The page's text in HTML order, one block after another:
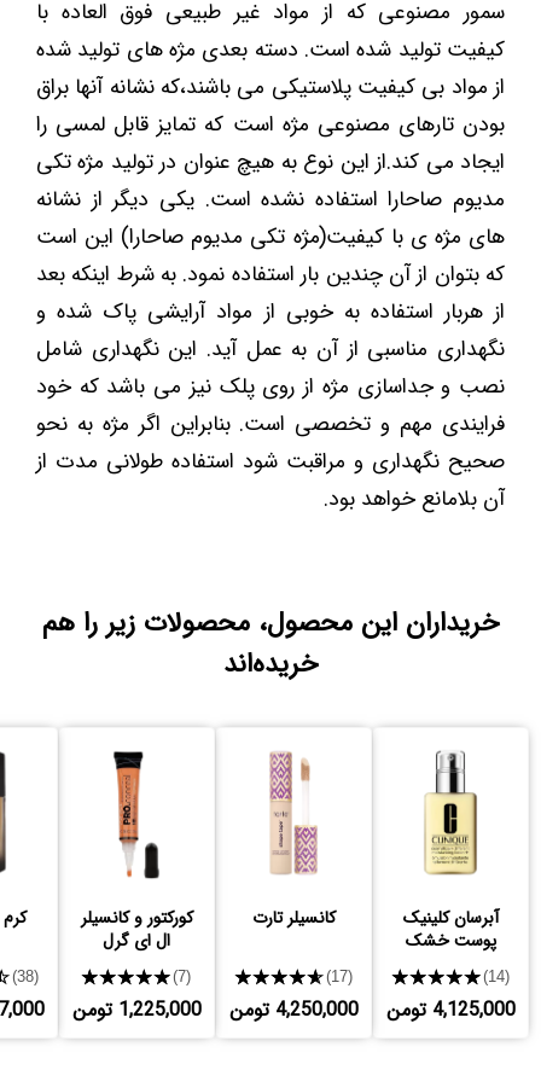
سمور مصنوعی که از مواد غیر طبیعی فوق العاده با
کیفیت تولید شده است. دسته بعدی مژه های تولید شده
از مواد بی کیفیت پلاستیکی می باشند،که نشانه آنها براق
بودن تارهای مصنوعی مژه است که تمایز قابل لمسی را
ایجاد می کند.از این نوع به هیچ عنوان در تولید مژه تکی
مدیوم صاحارا استفاده نشده است. یکی دیگر از نشانه
های مژه ی با کیفیت(مژه تکی مدیوم صاحارا) این است
که بتوان از آن چندین بار استفاده نمود. به شرط اینکه بعد
از هربار استفاده به خوبی از مواد آرایشی پاک شده و
نگهداری مناسبی از آن به عمل آید. این نگهداری شامل
نصب و جداسازی مژه از روی پلک نیز می باشد که خود
فرایندی مهم و تخصصی است. بنابراین اگر مژه به نحو
صحیح نگهداری و مراقبت شود استفاده طولانی مدت از
آن بلامانع خواهد بود.
خریداران این محصول، محصولات زیر را هم
خریده‌اند
آبرسان کلینیک
پوست خشک
★★★★★(14)
4,125,000 تومن
کانسیلر تارت
★★★★★(17)
4,250,000 تومن
کورکتور و کانسیلر
ال ای گرل
★★★★★(7)
1,225,000 تومن
(38)